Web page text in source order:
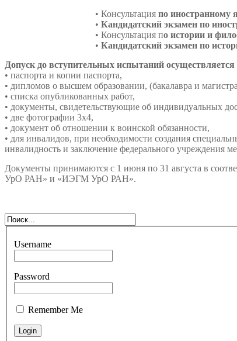
• Консультация по иностранному
• Кандидатский экзамен по
• Консультация по истории и
• Кандидатский экзамен по
Допуск до вступительных испытаний осуществляется
• паспорта и копии паспорта,
• дипломов о высшем образовании, (бакалавра и
• списка опубликованных работ,
• документы, свидетельствующие об индивидуальных
• две фотографии 3х4,
• документ об отношении к воинской обязанности,
• для инвалидов, при необходимости создания
инвалидность и заключение федерального учреждения
Документы принимаются с 1 июня по 31 августа в
УрО РАН» и «ИЭГМ УрО РАН».
Username
Password
Remember Me